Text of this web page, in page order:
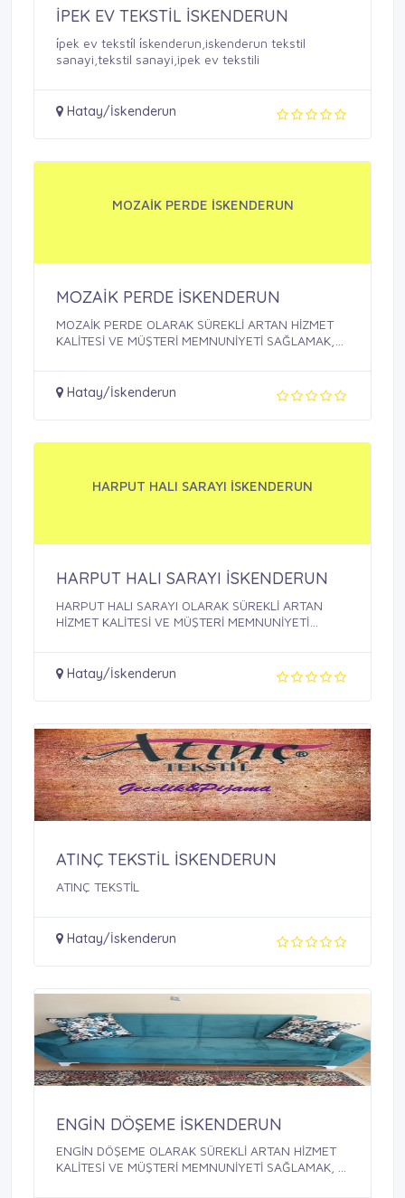
İPEK EV TEKSTİL İSKENDERUN
i̇pek ev teksti̇l i̇skenderun,iskenderun tekstil
sanayi,tekstil sanayi,ipek ev tekstili
Hatay/İskenderun
MOZAİK PERDE İSKENDERUN
MOZAİK PERDE İSKENDERUN
MOZAİK PERDE OLARAK SÜREKLİ ARTAN HİZMET
KALİTESİ VE MÜŞTERİ MEMNUNİYETİ SAĞLAMAK,
Hatay/İskenderun
HARPUT HALI SARAYI İSKENDERUN
HARPUT HALI SARAYI İSKENDERUN
HARPUT HALI SARAYI OLARAK SÜREKLİ ARTAN
HİZMET KALİTESİ VE MÜŞTERİ MEMNUNİYETİ
Hatay/İskenderun
ATINÇ TEKSTİL İSKENDERUN
ATINÇ TEKSTİL
Hatay/İskenderun
ENGİN DÖŞEME İSKENDERUN
ENGİN DÖŞEME OLARAK SÜREKLİ ARTAN HİZMET
KALİTESİ VE MÜŞTERİ MEMNUNİYETİ SAĞLAMAK, ...